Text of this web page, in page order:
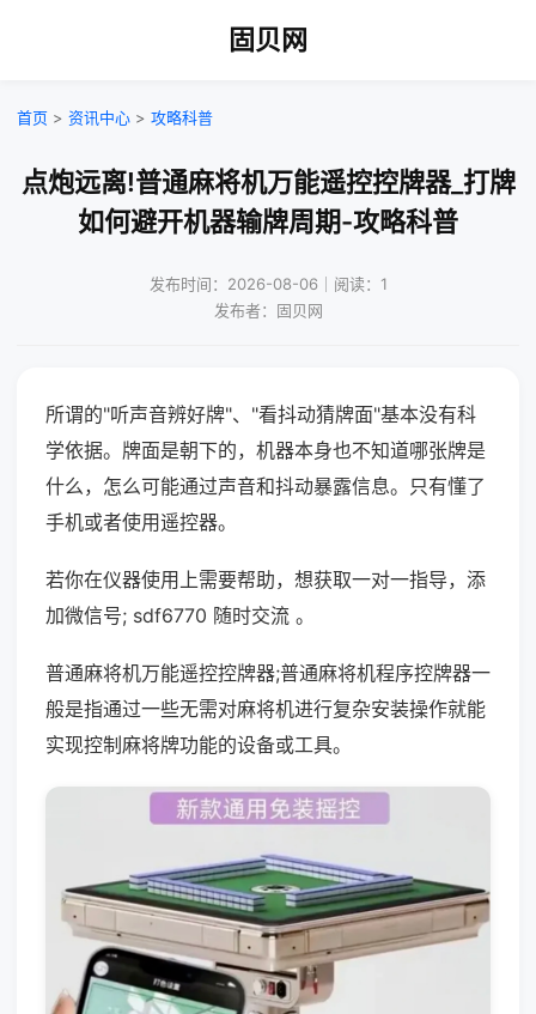
固贝网
首页 > 资讯中心 > 攻略科普
点炮远离!普通麻将机万能遥控控牌器_打牌
如何避开机器输牌周期-攻略科普
发布时间：2026-08-06｜阅读：1
发布者：固贝网
所谓的"听声音辨好牌"、"看抖动猜牌面"基本没有科
学依据。牌面是朝下的，机器本身也不知道哪张牌是
什么，怎么可能通过声音和抖动暴露信息。只有懂了
手机或者使用遥控器。
若你在仪器使用上需要帮助，想获取一对一指导，添
加微信号; sdf6770 随时交流 。
普通麻将机万能遥控控牌器;普通麻将机程序控牌器一
般是指通过一些无需对麻将机进行复杂安装操作就能
实现控制麻将牌功能的设备或工具。